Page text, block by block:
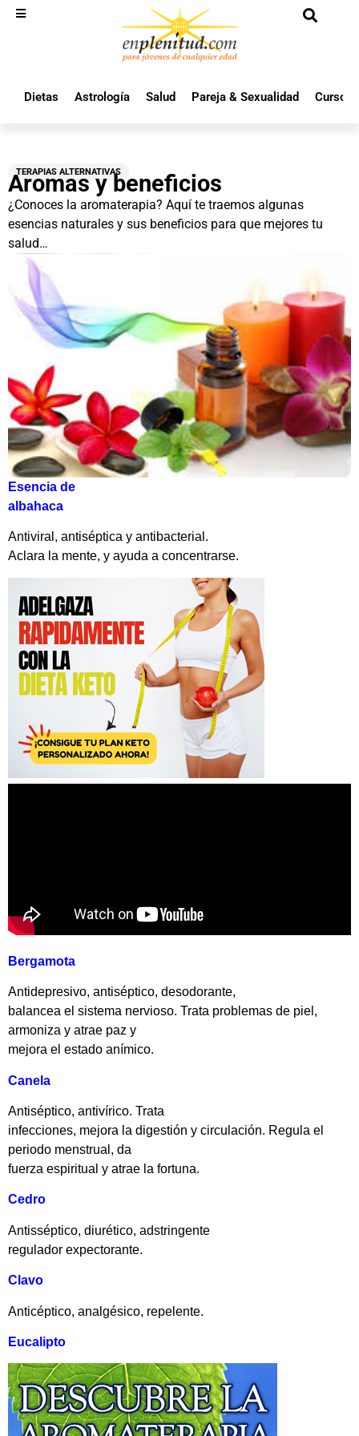
Dietas Astrología Salud Pareja & Sexualidad Cursos
TERAPIAS ALTERNATIVAS
Aromas y beneficios
¿Conoces la aromaterapia? Aquí te traemos algunas
esencias naturales y sus beneficios para que mejores tu
salud…
Esencia de
albahaca
Antiviral, antiséptica y antibacterial.
Aclara la mente, y ayuda a concentrarse.
Bergamota
Antidepresivo, antiséptico, desodorante,
balancea el sistema nervioso. Trata problemas de piel,
armoniza y atrae paz y
mejora el estado anímico.
Canela
Antiséptico, antivírico. Trata
infecciones, mejora la digestión y circulación. Regula el
periodo menstrual, da
fuerza espiritual y atrae la fortuna.
Cedro
Antisséptico, diurético, adstringente
regulador expectorante.
Clavo
Anticéptico, analgésico, repelente.
Eucalipto